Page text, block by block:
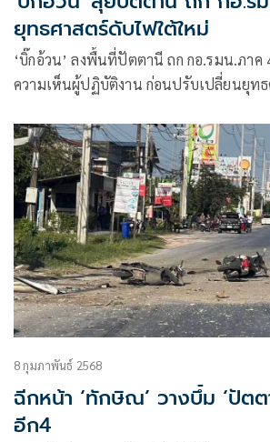
ยุทธศาสตร์ดับไฟใต้ใหม่
‘บิ๊กอ้วน’ ลงพื้นที่ปัตตานี ถก กอ.รมน.ภาค
ความเห็นผู้ปฏิบัติงาน ก่อนปรับเปลี่ยนยุท
8 กุมภาพันธ์ 2568
ฉีกหน้า ‘ทักษิณ’ วางบึ้ม ‘ปัตต
อีก4